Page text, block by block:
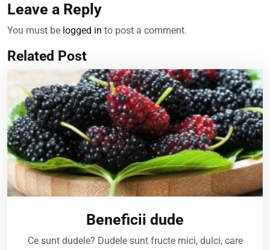
Leave a Reply
You must be logged in to post a comment.
Related Post
Beneficii dude
Ce sunt dudele? Dudele sunt fructe mici, dulci, care